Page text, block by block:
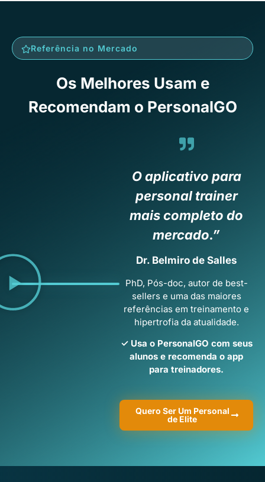
Referência no Mercado
Os Melhores Usam e
Recomendam o PersonalGO
O aplicativo para
personal trainer
mais completo do
mercado.”
Dr. Belmiro de Salles
PhD, Pós-doc, autor de best-
sellers e uma das maiores
referências em treinamento e
hipertrofia da atualidade.
✓ Usa o PersonalGO com seus
alunos e recomenda o app
para treinadores.
Quero Ser Um Personal
de Elite